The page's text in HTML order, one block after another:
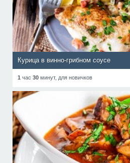
Курица в винно-грибном соусе
1 час 30 минут, для новичков